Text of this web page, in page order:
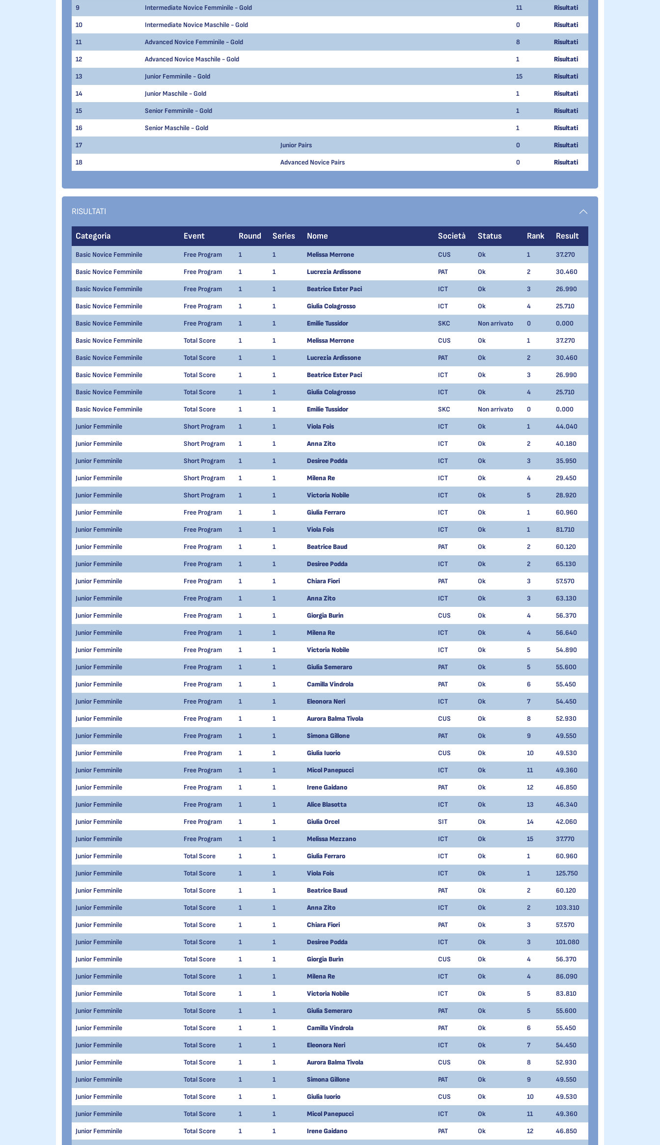
9 Intermediate Novice Femminile - Gold 11 Risultati
10 Intermediate Novice Maschile - Gold 0 Risultati
11 Advanced Novice Femminile - Gold 8 Risultati
12 Advanced Novice Maschile - Gold 1 Risultati
13 Junior Femminile - Gold 15 Risultati
14 Junior Maschile - Gold 1 Risultati
15 Senior Femminile - Gold 1 Risultati
16 Senior Maschile - Gold 1 Risultati
17 Junior Pairs 0 Risultati
18 Advanced Novice Pairs 0 Risultati
RISULTATI
Categoria Event Round Series Nome Società Status Rank Result
Basic Novice Femminile Free Program 1 1 Melissa Merrone CUS Ok 1 37.270
Basic Novice Femminile Free Program 1 1 Lucrezia Ardissone PAT Ok 2 30.460
Basic Novice Femminile Free Program 1 1 Beatrice Ester Paci ICT Ok 3 26.990
Basic Novice Femminile Free Program 1 1 Giulia Colagrosso ICT Ok 4 25.710
Basic Novice Femminile Free Program 1 1 Emilie Tussidor SKC Non arrivato 0 0.000
Basic Novice Femminile Total Score 1 1 Melissa Merrone CUS Ok 1 37.270
Basic Novice Femminile Total Score 1 1 Lucrezia Ardissone PAT Ok 2 30.460
Basic Novice Femminile Total Score 1 1 Beatrice Ester Paci ICT Ok 3 26.990
Basic Novice Femminile Total Score 1 1 Giulia Colagrosso ICT Ok 4 25.710
Basic Novice Femminile Total Score 1 1 Emilie Tussidor SKC Non arrivato 0 0.000
Junior Femminile Short Program 1 1 Viola Fois ICT Ok 1 44.040
Junior Femminile Short Program 1 1 Anna Zito ICT Ok 2 40.180
Junior Femminile Short Program 1 1 Desiree Podda ICT Ok 3 35.950
Junior Femminile Short Program 1 1 Milena Re ICT Ok 4 29.450
Junior Femminile Short Program 1 1 Victoria Nobile ICT Ok 5 28.920
Junior Femminile Free Program 1 1 Giulia Ferraro ICT Ok 1 60.960
Junior Femminile Free Program 1 1 Viola Fois ICT Ok 1 81.710
Junior Femminile Free Program 1 1 Beatrice Baud PAT Ok 2 60.120
Junior Femminile Free Program 1 1 Desiree Podda ICT Ok 2 65.130
Junior Femminile Free Program 1 1 Chiara Fiori PAT Ok 3 57.570
Junior Femminile Free Program 1 1 Anna Zito ICT Ok 3 63.130
Junior Femminile Free Program 1 1 Giorgia Burin CUS Ok 4 56.370
Junior Femminile Free Program 1 1 Milena Re ICT Ok 4 56.640
Junior Femminile Free Program 1 1 Victoria Nobile ICT Ok 5 54.890
Junior Femminile Free Program 1 1 Giulia Semeraro PAT Ok 5 55.600
Junior Femminile Free Program 1 1 Camilla Vindrola PAT Ok 6 55.450
Junior Femminile Free Program 1 1 Eleonora Neri ICT Ok 7 54.450
Junior Femminile Free Program 1 1 Aurora Balma Tivola CUS Ok 8 52.930
Junior Femminile Free Program 1 1 Simona Gillone PAT Ok 9 49.550
Junior Femminile Free Program 1 1 Giulia Iuorio CUS Ok 10 49.530
Junior Femminile Free Program 1 1 Micol Panepucci ICT Ok 11 49.360
Junior Femminile Free Program 1 1 Irene Gaidano PAT Ok 12 46.850
Junior Femminile Free Program 1 1 Alice Blasotta ICT Ok 13 46.340
Junior Femminile Free Program 1 1 Giulia Orcel SIT Ok 14 42.060
Junior Femminile Free Program 1 1 Melissa Mezzano ICT Ok 15 37.770
Junior Femminile Total Score 1 1 Giulia Ferraro ICT Ok 1 60.960
Junior Femminile Total Score 1 1 Viola Fois ICT Ok 1 125.750
Junior Femminile Total Score 1 1 Beatrice Baud PAT Ok 2 60.120
Junior Femminile Total Score 1 1 Anna Zito ICT Ok 2 103.310
Junior Femminile Total Score 1 1 Chiara Fiori PAT Ok 3 57.570
Junior Femminile Total Score 1 1 Desiree Podda ICT Ok 3 101.080
Junior Femminile Total Score 1 1 Giorgia Burin CUS Ok 4 56.370
Junior Femminile Total Score 1 1 Milena Re ICT Ok 4 86.090
Junior Femminile Total Score 1 1 Victoria Nobile ICT Ok 5 83.810
Junior Femminile Total Score 1 1 Giulia Semeraro PAT Ok 5 55.600
Junior Femminile Total Score 1 1 Camilla Vindrola PAT Ok 6 55.450
Junior Femminile Total Score 1 1 Eleonora Neri ICT Ok 7 54.450
Junior Femminile Total Score 1 1 Aurora Balma Tivola CUS Ok 8 52.930
Junior Femminile Total Score 1 1 Simona Gillone PAT Ok 9 49.550
Junior Femminile Total Score 1 1 Giulia Iuorio CUS Ok 10 49.530
Junior Femminile Total Score 1 1 Micol Panepucci ICT Ok 11 49.360
Junior Femminile Total Score 1 1 Irene Gaidano PAT Ok 12 46.850